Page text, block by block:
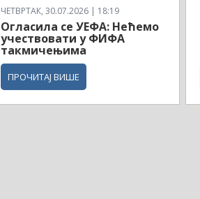
ЧЕТВРТАК, 30.07.2026 | 18:19
Огласила се УЕФА: Нећемо
учествовати у ФИФА
такмичењима
ПРОЧИТАЈ ВИШЕ